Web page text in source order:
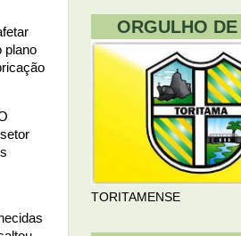
plano
ORGULHO DE
TORITAMENSE